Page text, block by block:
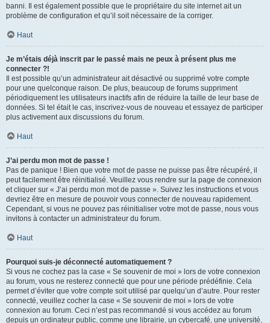
banni. Il est également possible que le propriétaire du site internet ait un
problème de configuration et qu’il soit nécessaire de la corriger.
Haut
Je m’étais déjà inscrit par le passé mais ne peux à présent plus me
connecter ?!
Il est possible qu’un administrateur ait désactivé ou supprimé votre compte
pour une quelconque raison. De plus, beaucoup de forums suppriment
périodiquement les utilisateurs inactifs afin de réduire la taille de leur base de
données. Si tel était le cas, inscrivez-vous de nouveau et essayez de participer
plus activement aux discussions du forum.
Haut
J’ai perdu mon mot de passe !
Pas de panique ! Bien que votre mot de passe ne puisse pas être récupéré, il
peut facilement être réinitialisé. Veuillez vous rendre sur la page de connexion
et cliquer sur « J’ai perdu mon mot de passe ». Suivez les instructions et vous
devriez être en mesure de pouvoir vous connecter de nouveau rapidement.
Cependant, si vous ne pouvez pas réinitialiser votre mot de passe, nous vous
invitons à contacter un administrateur du forum.
Haut
Pourquoi suis-je déconnecté automatiquement ?
Si vous ne cochez pas la case « Se souvenir de moi » lors de votre connexion
au forum, vous ne resterez connecté que pour une période prédéfinie. Cela
permet d’éviter que votre compte soit utilisé par quelqu’un d’autre. Pour rester
connecté, veuillez cocher la case « Se souvenir de moi » lors de votre
connexion au forum. Ceci n’est pas recommandé si vous accédez au forum
depuis un ordinateur public, comme une librairie, un cybercafé, une université,